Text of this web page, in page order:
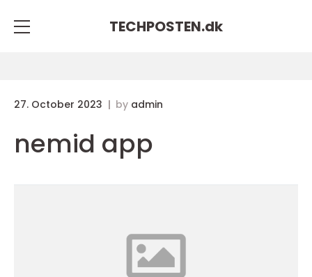
TECHPOSTEN.dk
27. October 2023 by admin
nemid app